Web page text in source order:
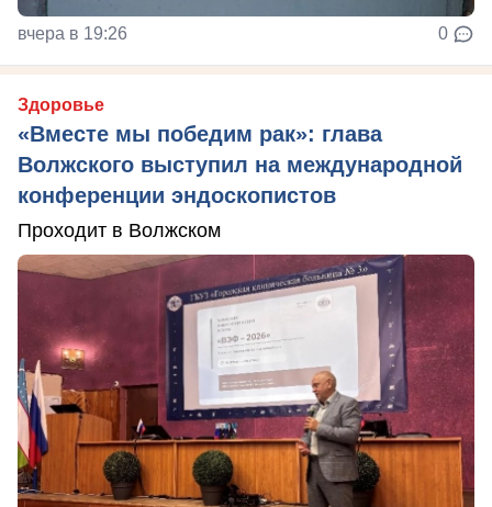
вчера в 19:26 0
Здоровье
«Вместе мы победим рак»: глава
Волжского выступил на международной
конференции эндоскопистов
Проходит в Волжском